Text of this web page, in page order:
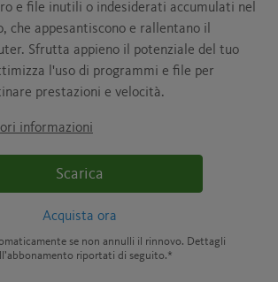
e file inutili o indesiderati accumulati nel
che appesantiscono e rallentano il
Sfrutta appieno il potenziale del tuo
l'uso di programmi e file per
prestazioni e velocità.
informazioni
Scarica
Acquista ora
se non annulli il rinnovo. Dettagli
riportati di seguito.*